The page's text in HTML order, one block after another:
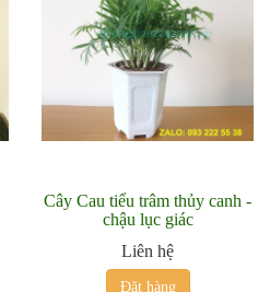
Cây Cau tiểu trâm thủy canh -
chậu lục giác
Liên hệ
Đặt hàng